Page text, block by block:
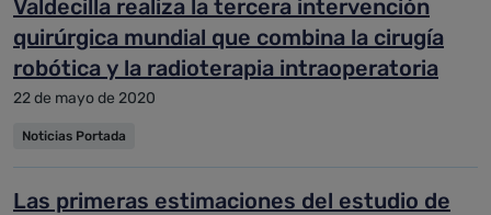
Valdecilla realiza la tercera intervención
quirúrgica mundial que combina la cirugía
robótica y la radioterapia intraoperatoria
22 de mayo de 2020
Noticias Portada
Las primeras estimaciones del estudio de